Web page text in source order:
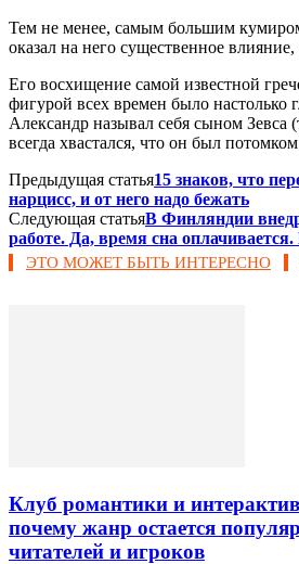
Тем не менее, самым большим
оказал на него существенное
Его восхищение самой известной
фигурой всех времен было настолько
Александр называл себя сыном Зевса
всегда хвастался, что он был
Предыдущая статья15 знаков, что
нарцисс, и от него надо бежать
Следующая статьяВ Финляндии
работе. Да, время сна
ЭТО МОЖЕТ БЫТЬ ИНТЕРЕСНО
Клуб романтики и
почему жанр остается
читателей и игроков